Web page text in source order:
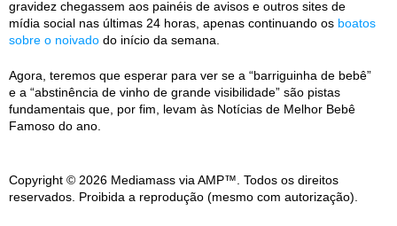
gravidez chegassem aos painéis de avisos e outros sites de
mídia social nas últimas 24 horas, apenas continuando os boatos
sobre o noivado do início da semana.
Agora, teremos que esperar para ver se a “barriguinha de bebê”
e a “abstinência de vinho de grande visibilidade” são pistas
fundamentais que, por fim, levam às Notícias de Melhor Bebê
Famoso do ano.
Copyright © 2026 Mediamass via AMP™. Todos os direitos
reservados. Proibida a reprodução (mesmo com autorização).